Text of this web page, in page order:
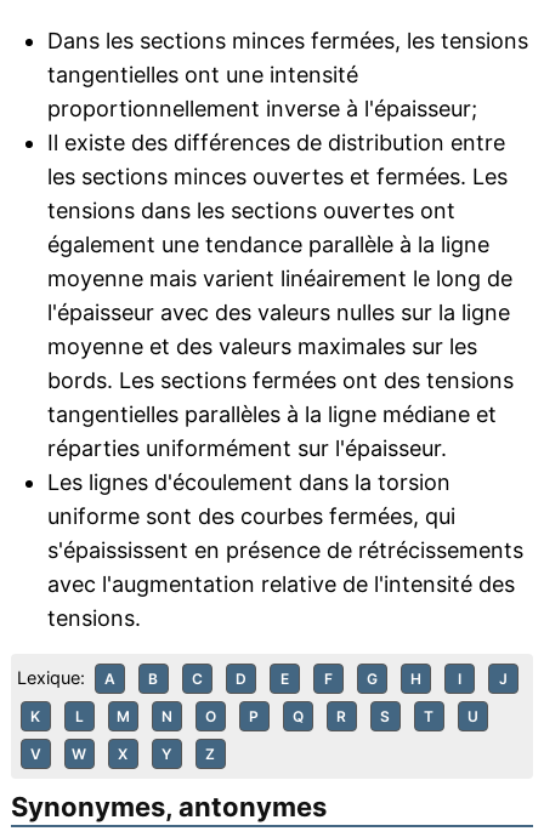
Dans les sections minces fermées, les tensions
tangentielles ont une intensité
proportionnellement inverse à l'épaisseur;
Il existe des différences de distribution entre
les sections minces ouvertes et fermées. Les
tensions dans les sections ouvertes ont
également une tendance parallèle à la ligne
moyenne mais varient linéairement le long de
l'épaisseur avec des valeurs nulles sur la ligne
moyenne et des valeurs maximales sur les
bords. Les sections fermées ont des tensions
tangentielles parallèles à la ligne médiane et
réparties uniformément sur l'épaisseur.
Les lignes d'écoulement dans la torsion
uniforme sont des courbes fermées, qui
s'épaississent en présence de rétrécissements
avec l'augmentation relative de l'intensité des
tensions.
Lexique: A B C D E F G H I J
K L M N O P Q R S T U
V W X Y Z
Synonymes, antonymes